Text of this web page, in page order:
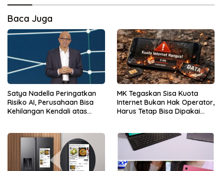
Baca Juga
Satya Nadella Peringatkan
Risiko AI, Perusahaan Bisa
Kehilangan Kendali atas
MK Tegaskan Sisa Kuota
Internet Bukan Hak Operator,
Harus Tetap Bisa Dipakai